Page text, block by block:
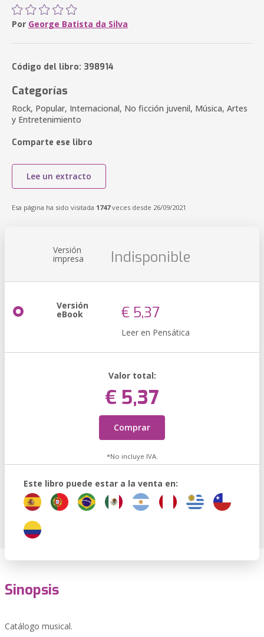
Por George Batista da Silva
Código del libro: 398914
Categorías
Rock, Popular, Internacional, No ficción juvenil, Música, Artes
y Entretenimiento
Comparte ese libro
Lee un extracto
Esa página ha sido visitada 1747veces desde 26/09/2021
Versión
impresa Indisponible
Versión
eBook € 5,37
Leer en Pensática
Valor total:
€ 5,37
Comprar
*No incluye IVA.
Este libro puede estar a la venta en:
Sinopsis
Catálogo musical.